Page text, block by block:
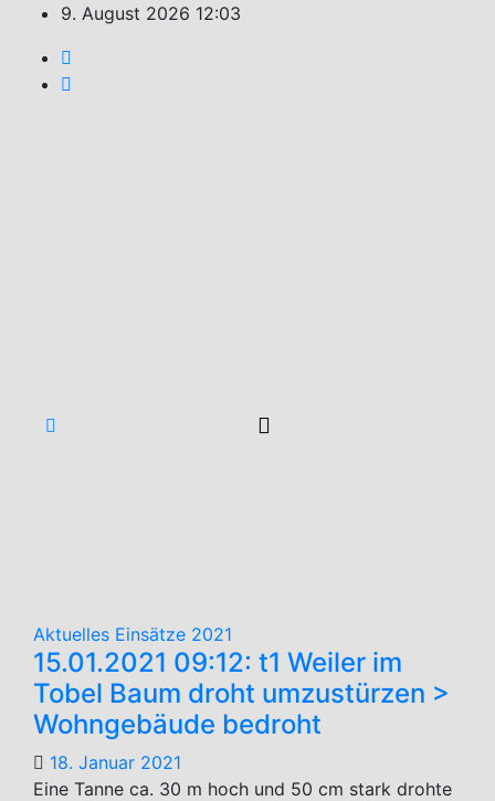
springen
9. August 2026 12:03
Aktuelles Einsätze 2021
15.01.2021 09:12: t1 Weiler im
Tobel Baum droht umzustürzen >
Wohngebäude bedroht
18. Januar 2021
Eine Tanne ca. 30 m hoch und 50 cm stark drohte